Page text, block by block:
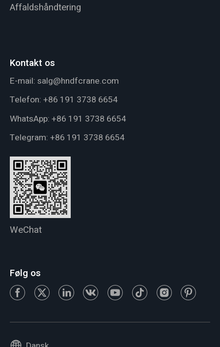
Affaldshåndtering
Kontakt os
E-mail: salg@hndfcrane.com
Telefon: +86 191 3738 6654
WhatsApp: +86 191 3738 6654
Telegram: +86 191 3738 6654
WeChat
Følg os